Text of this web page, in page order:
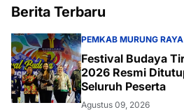
Berita Terbaru
PEMKAB MURUNG RAYA
Festival Budaya
2026 Resmi
Seluruh Peserta
Agustus 09, 2026